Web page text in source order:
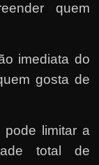
quem
imediata do
gosta de
pode limitar a
total de